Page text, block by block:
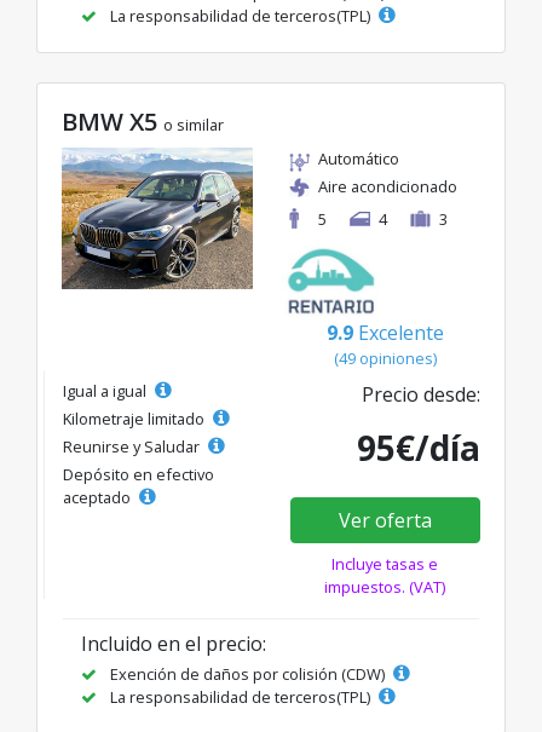
La responsabilidad de terceros(TPL)
BMW X5 o similar
Automático
Aire acondicionado
5
4 3
9.9 Excelente
(49 opiniones)
Igual a igual
Kilometraje limitado
Reunirse y Saludar
Depósito en efectivo
aceptado
Precio desde:
95€/día
Ver oferta
Incluye tasas e
impuestos. (VAT)
Incluido en el precio:
Exención de daños por colisión (CDW)
La responsabilidad de terceros(TPL)